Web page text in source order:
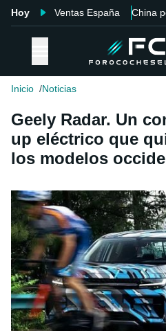
Hoy Ventas España China
Inicio Noticias
Geely Radar. Un
up eléctrico que
los modelos